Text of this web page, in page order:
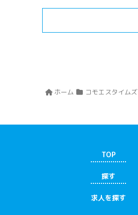
ホーム コモエスタイムズ
TOP
探す
求人を探す